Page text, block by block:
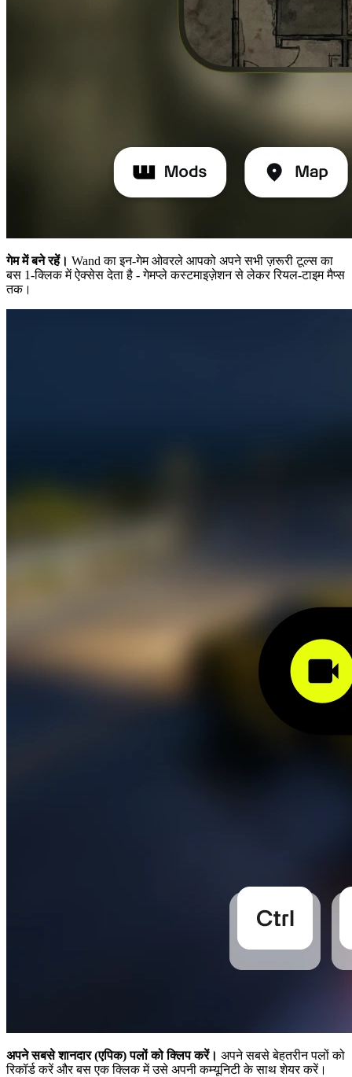
गेम में बने रहें। Wand का इन-गेम ओवरले आपको अपने सभी ज़रूरी टूल्स का
बस 1-क्लिक में ऐक्सेस देता है - गेमप्ले कस्टमाइज़ेशन से लेकर रियल-टाइम मैप्स
तक।
अपने सबसे शानदार (एपिक) पलों को क्लिप करें। अपने सबसे बेहतरीन पलों को
रिकॉर्ड करें और बस एक क्लिक में उसे अपनी कम्यूनिटी के साथ शेयर करें।